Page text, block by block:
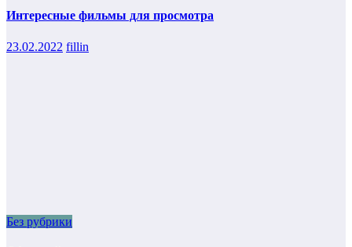
Интересные фильмы для просмотра
23.02.2022 fillin
Без рубрики